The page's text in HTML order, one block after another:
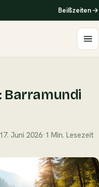
Beißzeiten
Barramundi
17. Juni 2026· 1 Min. Lesezeit